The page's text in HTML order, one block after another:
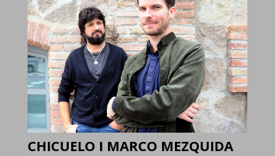
CHICUELO I MARCO MEZQUIDA